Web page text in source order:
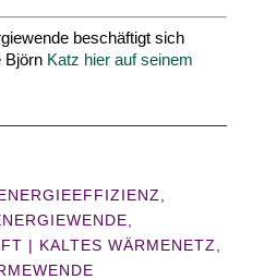
beschäf­tigt sich
Björn Katz hier auf sei­nem
| KALTES WÄRMENETZ